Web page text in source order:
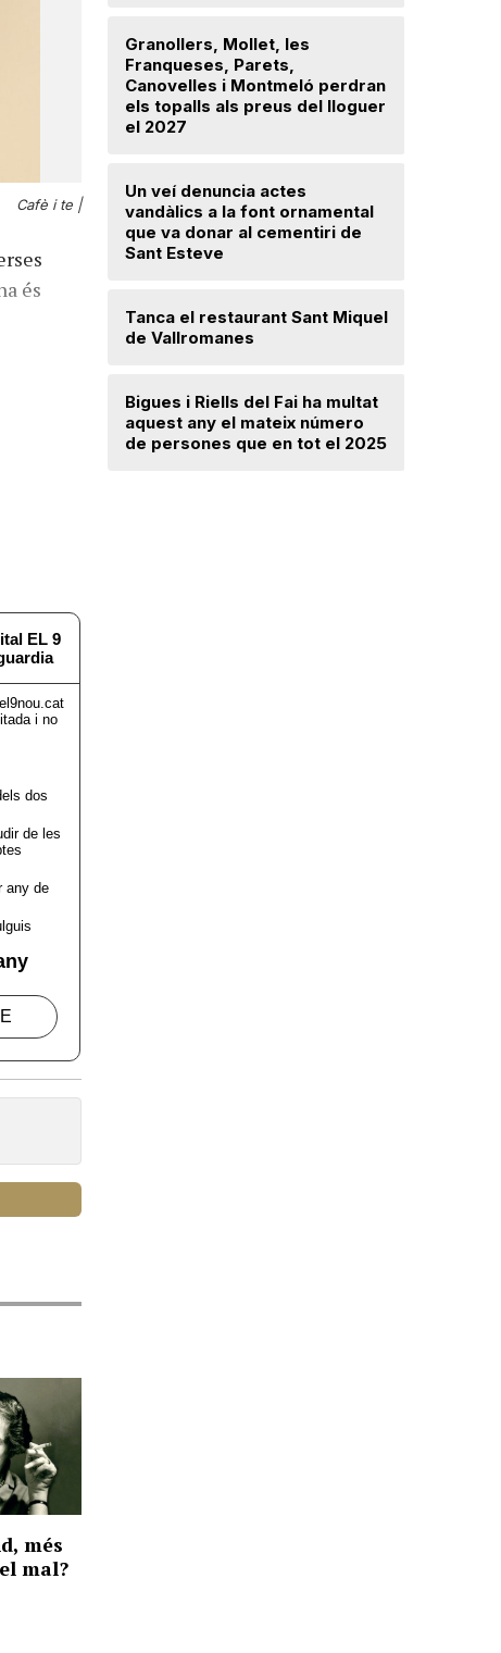
Cafè i te |
és
més
mal?
Granollers, Mollet, les
Franqueses, Parets,
Canovelles i Montmeló perdran
els topalls als preus del lloguer
el 2027
Un veí denuncia actes
vandàlics a la font ornamental
que va donar al cementiri de
Sant Esteve
Tanca el restaurant Sant Miquel
de Vallromanes
Bigues i Riells del Fai ha multat
aquest any el mateix número
de persones que en tot el 2025